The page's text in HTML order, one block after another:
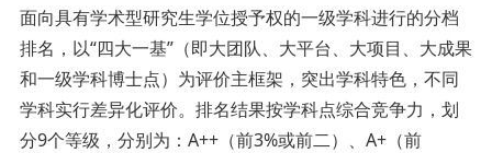
面向具有学术型研究生学位授予权的一级学科进行的分档
排名，以“四大一基”（即大团队、大平台、大项目、大成果
和一级学科博士点）为评价主框架，突出学科特色，不同
学科实行差异化评价。排名结果按学科点综合竞争力，划
分9个等级，分别为：A++（前3%或前二）、A+（前